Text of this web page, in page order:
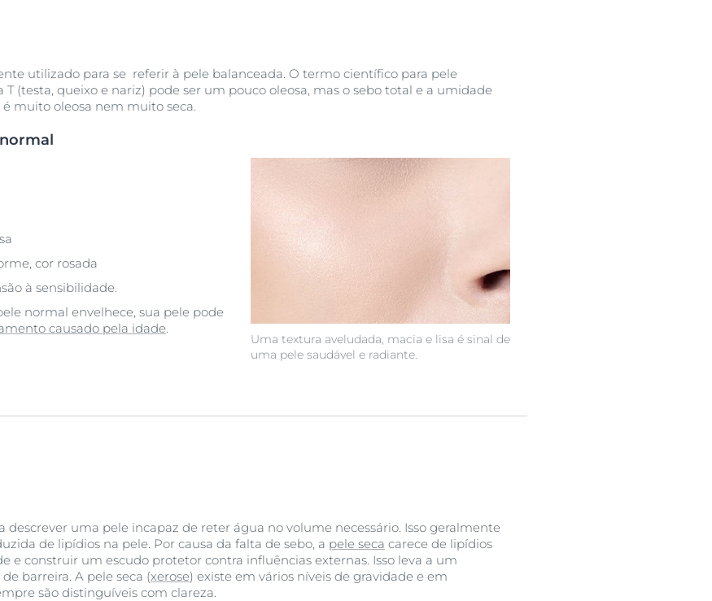
utilizado para se referir à pele balanceada. O termo científico para pele
(testa, queixo e nariz) pode ser um pouco oleosa, mas o sebo total e a umidade
muito oleosa nem muito seca.
Uma textura aveludada, macia e lisa é sinal de
uma pele saudável e radiante.
cor rosada
à sensibilidade.
normal envelhece, sua pele pode
causado pela idade
descrever uma pele incapaz de reter água no volume necessário. Isso geralmente
de lipídios na pele. Por causa da falta de sebo, a pele seca carece de lipídios
e construir um escudo protetor contra influências externas. Isso leva a um
barreira. A pele seca (xerose) existe em vários níveis de gravidade e em
são distinguíveis com clareza.